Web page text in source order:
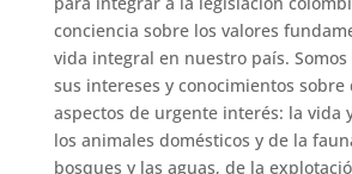
conciencia sobre los valores
vida integral en nuestro país.
sus intereses y conocimientos sobre
aspectos de urgente interés: la vida
los animales domésticos y de la
bosques y las aguas, de la